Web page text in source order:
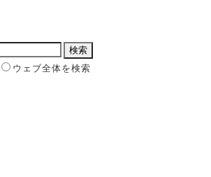
ウェブ全体を検索